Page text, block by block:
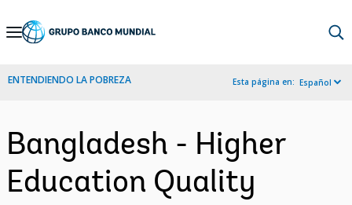
Skip
Navigation
ENTENDIENDO LA POBREZA Esta página en: Español
Bangladesh - Higher
Education Quality